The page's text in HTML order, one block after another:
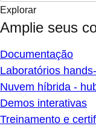
Explorar
Amplie seus
Documentação
Laboratórios
Nuvem híbrida -
Demos interativas
Treinamento e